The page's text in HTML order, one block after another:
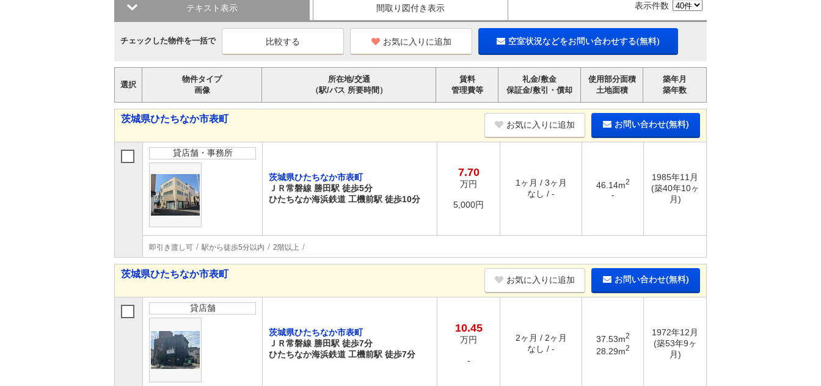
テキスト表示 間取り図付き表示 表示件数
チェックした物件を一括で お気に入りに追加 空室状況などをお問い合わせする(無料)
選択
物件タイプ
画像
所在地/交通
（駅/バス 所要時間）
賃料
管理費等
礼金/敷金
保証金/敷引・償却
使用部分面積
土地面積
築年月
築年数
茨城県ひたちなか市表町
お気に入りに追加 お問い合わせ(無料)
貸店舗・事務所
茨城県ひたちなか市表町
ＪＲ常磐線 勝田駅 徒歩5分
ひたちなか海浜鉄道 工機前駅 徒歩10分
7.70
万円
5,000円
1ヶ月 / 3ヶ月
なし / -
46.14m2
-
1985年11月
(築40年10ヶ
月)
即引き渡し可 駅から徒歩5分以内 2階以上
茨城県ひたちなか市表町
お気に入りに追加 お問い合わせ(無料)
貸店舗
茨城県ひたちなか市表町
ＪＲ常磐線 勝田駅 徒歩7分
ひたちなか海浜鉄道 工機前駅 徒歩7分
10.45
万円
-
2ヶ月 / 2ヶ月
なし / -
37.53m2
28.29m2
1972年12月
(築53年9ヶ
月)